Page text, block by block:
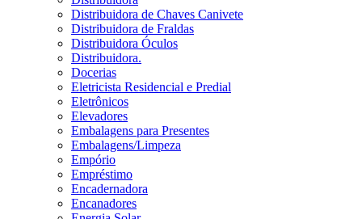
Distribuidora de Chaves Canivete
Distribuidora de Fraldas
Distribuidora Óculos
Distribuidora.
Docerias
Eletricista Residencial e Predial
Eletrônicos
Elevadores
Embalagens para Presentes
Embalagens/Limpeza
Empório
Empréstimo
Encadernadora
Encanadores